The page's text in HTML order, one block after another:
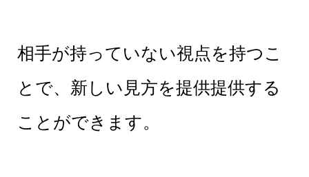
相手が持っていない視点を持つこ
とで、新しい見方を提供提供する
ことができます。